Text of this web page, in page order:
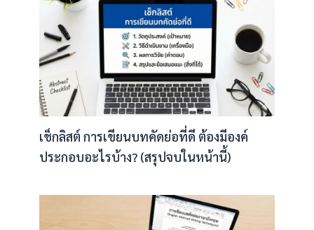
เช็กลิสต์ การเขียนบทคัดย่อที่ดี ต้องมีองค์
ประกอบอะไรบ้าง? (สรุปจบในหน้านี้)